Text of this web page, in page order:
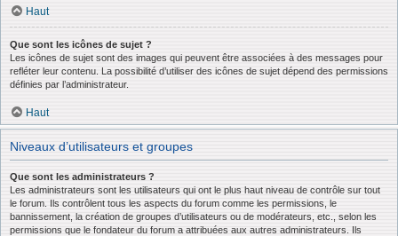
Haut
Que sont les icônes de sujet ?
Les icônes de sujet sont des images qui peuvent être associées à des messages pour
refléter leur contenu. La possibilité d’utiliser des icônes de sujet dépend des permissions
définies par l’administrateur.
Haut
Niveaux d’utilisateurs et groupes
Que sont les administrateurs ?
Les administrateurs sont les utilisateurs qui ont le plus haut niveau de contrôle sur tout
le forum. Ils contrôlent tous les aspects du forum comme les permissions, le
bannissement, la création de groupes d’utilisateurs ou de modérateurs, etc., selon les
permissions que le fondateur du forum a attribuées aux autres administrateurs. Ils